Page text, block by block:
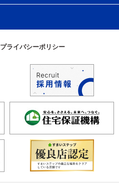
プライバシーポリシー